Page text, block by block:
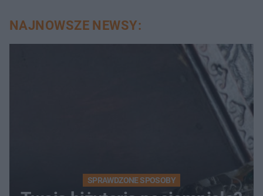
NAJNOWSZE NEWSY:
SPRAWDZONE SPOSOBY